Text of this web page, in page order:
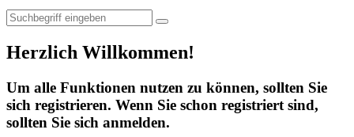
Herzlich Willkommen!
Um alle Funktionen nutzen zu können, sollten Sie
sich registrieren. Wenn Sie schon registriert sind,
sollten Sie sich anmelden.